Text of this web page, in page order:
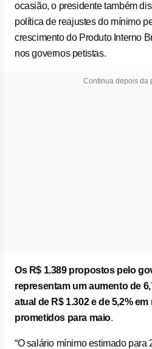
ocasião, o presidente também
política de reajustes do mínimo
crescimento do Produto Interno
nos governos petistas.
Continua depois da
Os R$ 1.389 propostos pelo
representam um aumento de
atual de R$ 1.302 e de 5,2%
prometidos para maio.
“O salário mínimo estimado para